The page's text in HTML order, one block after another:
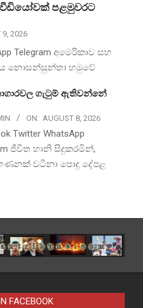
පළමුවරට
9, 2026
Telegram අමෙරිකාව සහ
නොසන්සුන්තා හමුවේ
ගැටුම් ඇතිවන්නේ
ON: AUGUST 8, 2026
Twitter WhatsApp
ජීවිත හානි සිදුකරමින්,
වටිනා පොදු දේපළ
FACEBOOK